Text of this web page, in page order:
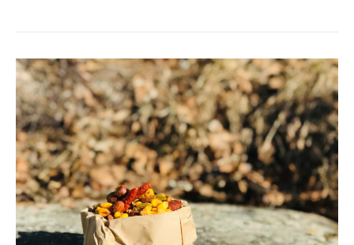
EGEN
ENERGIMIX